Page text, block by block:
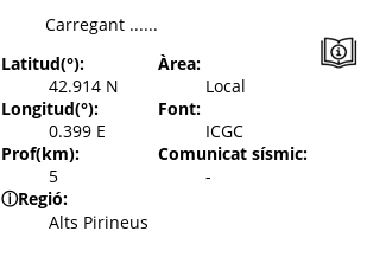
Carregant ......
Latitud(°):
42.914 N
Longitud(°):
0.399 E
Prof(km):
5
ⓘRegió:
Alts Pirineus
Àrea:
Local
Font:
ICGC
Comunicat sísmic:
-